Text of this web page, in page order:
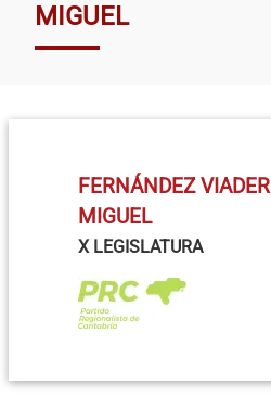
MIGUEL
FERNÁNDEZ
MIGUEL
X LEGISLATURA